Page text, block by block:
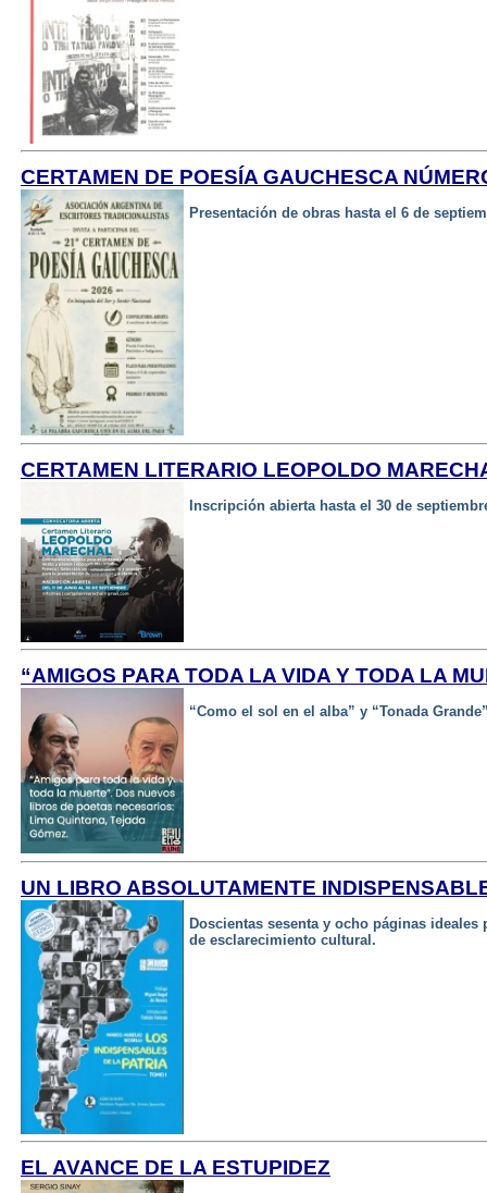
CERTAMEN DE POESÍA GAUCHESCA
Presentación de obras hasta el 6 de
CERTAMEN LITERARIO LEOPOLDO
Inscripción abierta hasta el 30 de
“AMIGOS PARA TODA LA VIDA Y TODA LA
“Como el sol en el alba” y “Tonada
UN LIBRO ABSOLUTAMENTE
Doscientas sesenta y ocho páginas
de esclarecimiento cultural.
EL AVANCE DE LA ESTUPIDEZ